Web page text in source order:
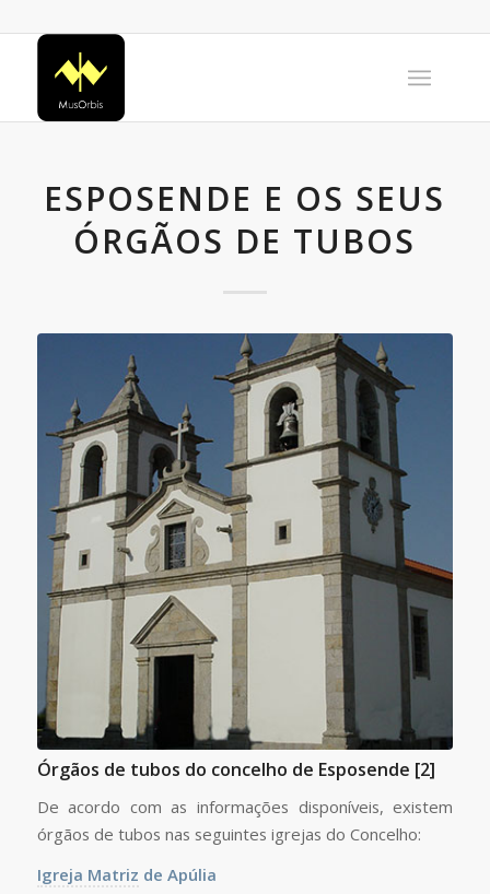
ESPOSENDE E OS SEUS
ÓRGÃOS DE TUBOS
Órgãos de tubos do concelho de Esposende [2]
De acordo com as informações disponíveis, existem
órgãos de tubos nas seguintes igrejas do Concelho:
Igreja Matriz de Apúlia